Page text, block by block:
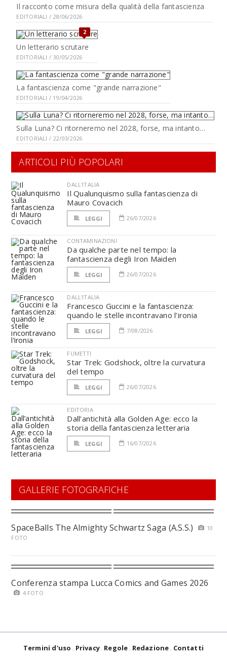
Il racconto come misura della qualità della fantascienza
EDITORIALI / 28/06/2026
2
Un letterario scrutare
EDITORIALI / 30/05/2026
La fantascienza come "grande narrazione"
EDITORIALI / 19/04/2026
Sulla Luna? Ci ritorneremo nel 2028, forse, ma intanto…
EDITORIALI / 22/03/2026
ARTICOLI PIÙ POPOLARI
DALL'ITALIA
Il Qualunquismo sulla fantascienza di
Mauro Covacich
LEGGI 26/07/2026
CONTAMINAZIONI
Da qualche parte nel tempo: la
fantascienza degli Iron Maiden
LEGGI 26/07/2026
DALL'ITALIA
Francesco Guccini e la fantascienza:
quando le stelle incontravano l’ironia
LEGGI 7/08/2026
FUMETTI
Star Trek: Godshock, oltre la curvatura
del tempo
LEGGI 26/07/2026
EDITORIA
Dall’antichità alla Golden Age: ecco la
storia della fantascienza letteraria
LEGGI 16/07/2026
GALLERIE FOTOGRAFICHE
SpaceBalls The Almighty Schwartz Saga (A.S.S.)
10
FOTO
Conferenza stampa Lucca Comics and Games 2026
4 FOTO
Termini d'uso Privacy Regole Redazione Contatti